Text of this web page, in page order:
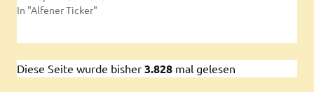
In "Alfener Ticker"
Diese Seite wurde bisher 3.828 mal gelesen